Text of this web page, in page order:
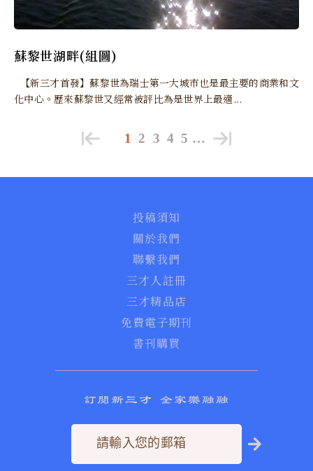
蘇黎世湖畔(組圖)
化中心。歷來蘇黎世又經常被評比為是世界上最適...
1 2 3 4 5 …
投稿須知
關於我們
聯繫我們
三才人註冊
三才精品店
免費電子期刊
書刊購買
訂閱新三才 全家樂融融